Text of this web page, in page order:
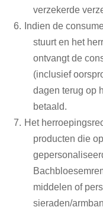
verzekerde
Indien de
stuurt en het
ontvangt de
(inclusief
dagen terug op
betaald.
Het
producten die
middelen of
sieraden/